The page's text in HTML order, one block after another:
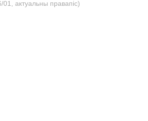
актуальны правапіс)